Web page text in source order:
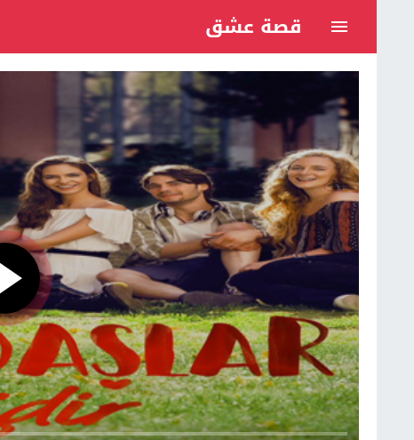
قصة عشق